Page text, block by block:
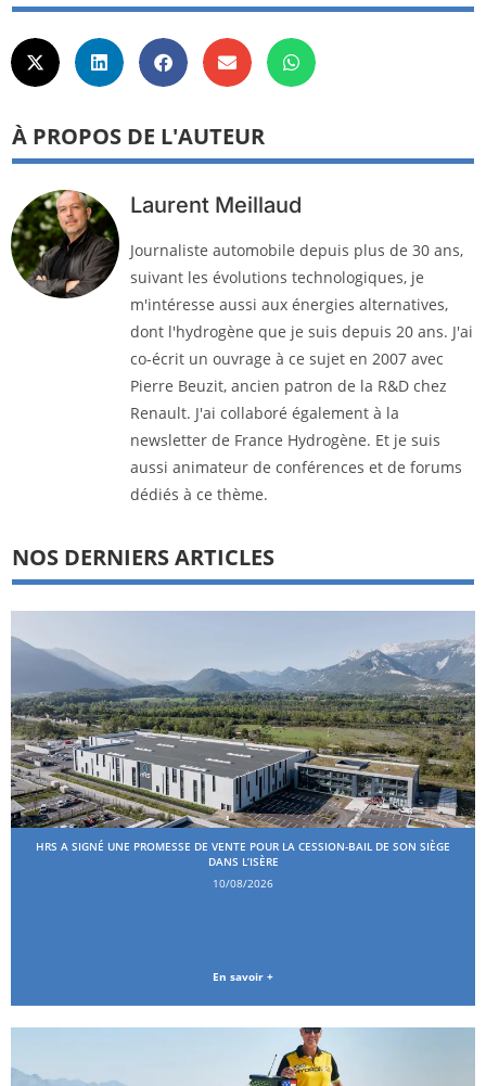
À PROPOS DE L'AUTEUR
Laurent Meillaud
Journaliste automobile depuis plus de 30 ans,
suivant les évolutions technologiques, je
m'intéresse aussi aux énergies alternatives,
dont l'hydrogène que je suis depuis 20 ans. J'ai
co-écrit un ouvrage à ce sujet en 2007 avec
Pierre Beuzit, ancien patron de la R&D chez
Renault. J'ai collaboré également à la
newsletter de France Hydrogène. Et je suis
aussi animateur de conférences et de forums
dédiés à ce thème.
NOS DERNIERS ARTICLES
HRS A SIGNÉ UNE PROMESSE DE VENTE POUR LA CESSION-BAIL DE SON SIÈGE
DANS L’ISÈRE
10/08/2026
En savoir +